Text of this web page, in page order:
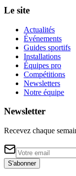
Le site
Actualités
Événements
Guides sportifs
Installations
Équipes pro
Compétitions
Newsletters
Notre équipe
Newsletter
Recevez chaque
S'abonner